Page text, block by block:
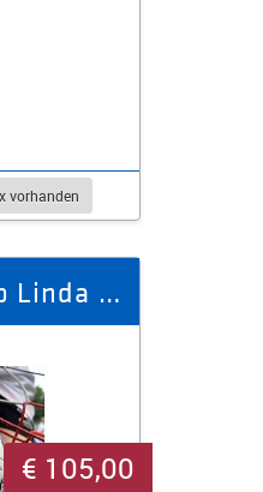
vorhanden
Fußball-Ferien-Camp Linda / Brand-Erbisdorf 07.04.26 - 10.04.26
€ 105,00